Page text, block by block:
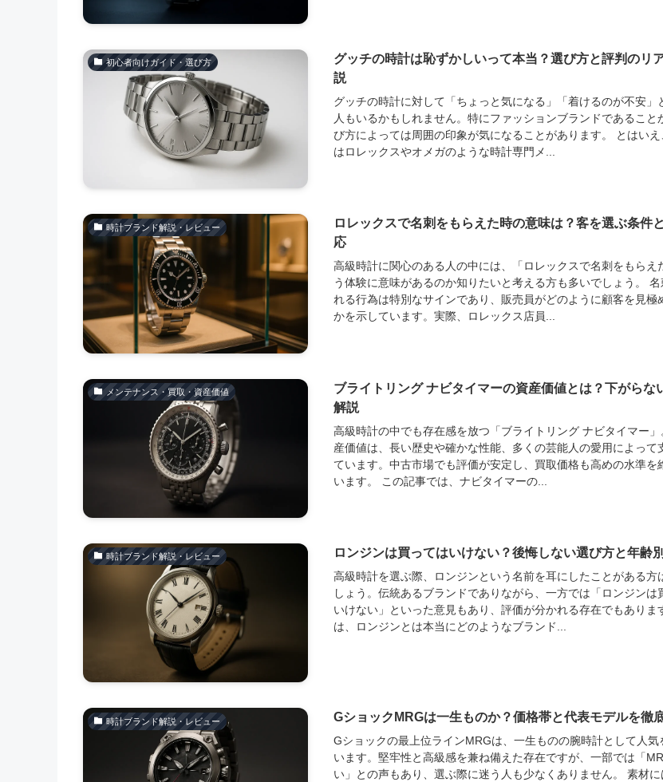
初心者向けガイド・選び方
グッチの時計は恥ずかしいって本当？選び方と評判のリ
説
グッチの時計に対して「ちょっと気になる」「着けるのが不安」
人もいるかもしれません。特にファッションブランドであること
び方によっては周囲の印象が気になることがあります。 とはいえ
はロレックスやオメガのような時計専門メ...
時計ブランド解説・レビュー
ロレックスで名刺をもらえた時の意味は？客を選ぶ条件
応
高級時計に関心のある人の中には、「ロレックスで名刺をもらえ
う体験に意味があるのか知りたいと考える方も多いでしょう。 名
れる行為は特別なサインであり、販売員がどのように顧客を見極
かを示しています。実際、ロレックス店員...
メンテナンス・買取・資産価値
ブライトリング ナビタイマーの資産価値とは？下がらな
解説
高級時計の中でも存在感を放つ「ブライトリング ナビタイマー」
産価値は、長い歴史や確かな性能、多くの芸能人の愛用によって
ています。中古市場でも評価が安定し、買取価格も高めの水準を
います。 この記事では、ナビタイマーの...
時計ブランド解説・レビュー ロンジンは買ってはいけない？後悔しない選び方と年齢
高級時計を選ぶ際、ロンジンという名前を耳にしたことがある方
しょう。伝統あるブランドでありながら、一方では「ロンジンは
いけない」といった意見もあり、評価が分かれる存在でもありま
は、ロンジンとは本当にどのようなブランド...
時計ブランド解説・レビュー GショックMRGは一生ものか？価格帯と代表モデルを徹
Gショックの最上位ラインMRGは、一生ものの腕時計として人気
います。堅牢性と高級感を兼ね備えた存在ですが、一部では「
い」との声もあり、選ぶ際に迷う人も少なくありません。 素材に